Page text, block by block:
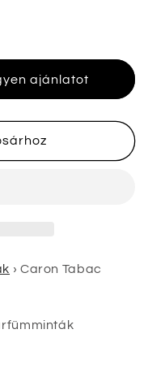
ajánlatot
› Caron Tabac